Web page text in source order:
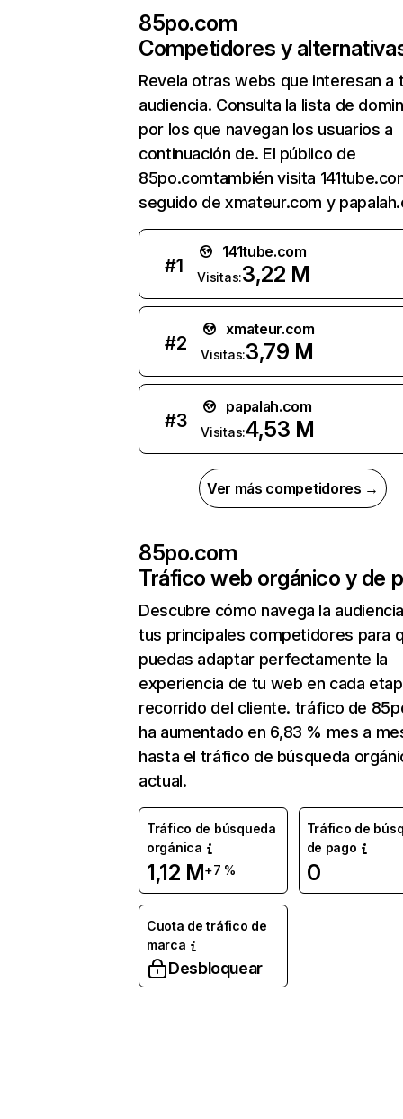
85po.com
Competidores y
Revela otras webs que interesan a
audiencia. Consulta la lista de
por los que navegan los usuarios a
continuación de. El público de
85po.comtambién visita
seguido de xmateur.com y
#1
141tube.com
Visitas:3,22 M
#2
xmateur.com
Visitas:3,79 M
#3
papalah.com
Visitas:4,53 M
Ver más competidores →
85po.com
Tráfico web orgánico y de
Descubre cómo navega la
tus principales competidores para
puedas adaptar perfectamente la
experiencia de tu web en cada
recorrido del cliente. tráfico de
ha aumentado en 6,83 % mes a
hasta el tráfico de búsqueda
actual.
Tráfico de búsqueda
orgánica
1,12 M+7 %
Tráfico de
de pago
0
Cuota de tráfico de
marca
Desbloquear